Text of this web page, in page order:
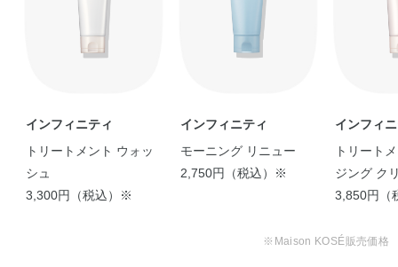
インフィニティ
トリートメント ウォッ
シュ
3,300円（税込）※
インフィニティ
モーニング リニュー
2,750円（税込）※
インフィ
トリート
ジング ク
3,850円（
※Maison KOSÉ販売価格